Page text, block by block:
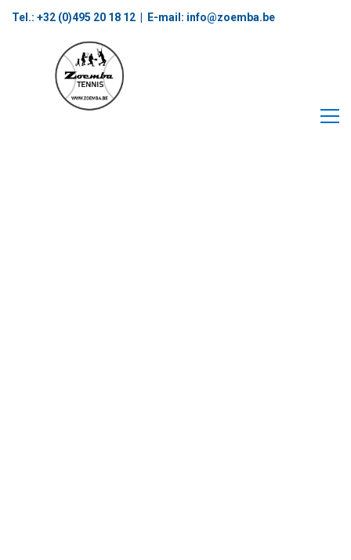
Tel.: +32 (0)495 20 18 12‬ | E-mail: info@zoemba.be